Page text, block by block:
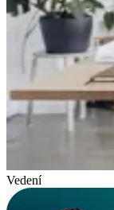
Vedení